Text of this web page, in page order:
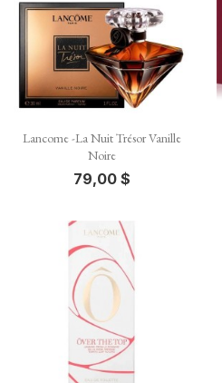
Lancome -La Nuit Trésor Vanille
Noire
79,00 $